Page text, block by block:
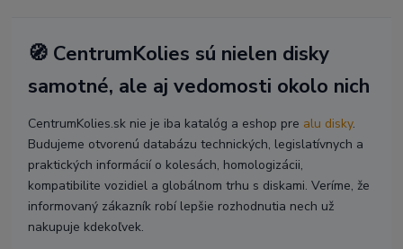
🧭 CentrumKolies sú nielen disky
samotné, ale aj vedomosti okolo nich
CentrumKolies.sk nie je iba katalóg a eshop pre alu disky.
Budujeme otvorenú databázu technických, legislatívnych a
praktických informácií o kolesách, homologizácii,
kompatibilite vozidiel a globálnom trhu s diskami. Veríme, že
informovaný zákazník robí lepšie rozhodnutia nech už
nakupuje kdekoľvek.